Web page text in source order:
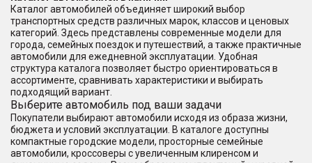
Каталог автомобилей объединяет широкий выбор
транспортных средств различных марок, классов и ценовых
категорий. Здесь представлены современные модели для
города, семейных поездок и путешествий, а также практичные
автомобили для ежедневной эксплуатации. Удобная
структура каталога позволяет быстро ориентироваться в
ассортименте, сравнивать характеристики и выбирать
подходящий вариант.
Выберите автомобиль под ваши задачи
Покупатели выбирают автомобили исходя из образа жизни,
бюджета и условий эксплуатации. В каталоге доступны
компактные городские модели, просторные семейные
автомобили, кроссоверы с увеличенным клиренсом и